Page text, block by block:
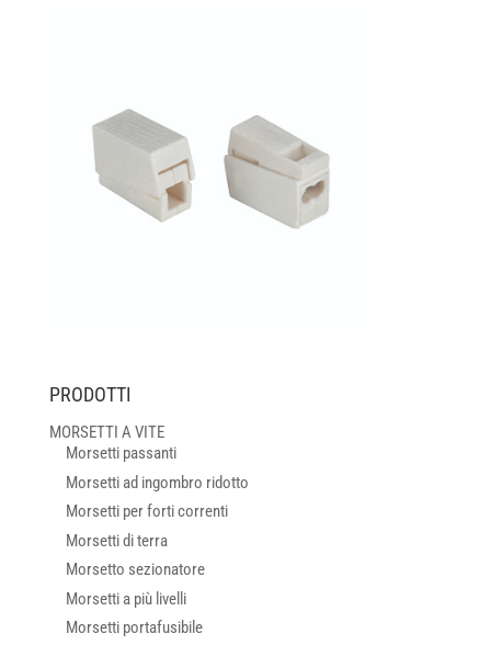
PRODOTTI
MORSETTI A VITE
Morsetti passanti
Morsetti ad ingombro ridotto
Morsetti per forti correnti
Morsetti di terra
Morsetto sezionatore
Morsetti a più livelli
Morsetti portafusibile